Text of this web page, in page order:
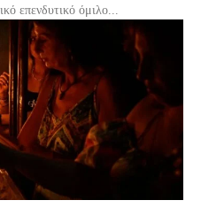
επενδυτικό όμιλο...